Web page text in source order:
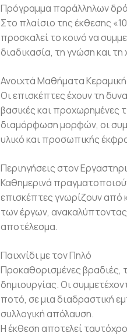
Πρόγραμμα παράλληλων
Στο πλαίσιο της έκθεσης
προσκαλεί το κοινό να
διαδικασία, τη γνώση και
Ανοιχτά Μαθήματα
Οι επισκέπτες έχουν τη
βασικές και προχωρημένες
διαμόρφωση μορφών, οι
υλικό και προσωπικής
Περιηγήσεις στον
Καθημερινά
επισκέπτες γνωρίζουν από
των έργων,
αποτέλεσμα.
Παιχνίδι με τον Πηλό
Προκαθορισμένες βραδιές,
δημιουργίας. Οι
ποτό, σε μια διαδραστική
συλλογική απόλαυση.
Η έκθεση αποτελεί